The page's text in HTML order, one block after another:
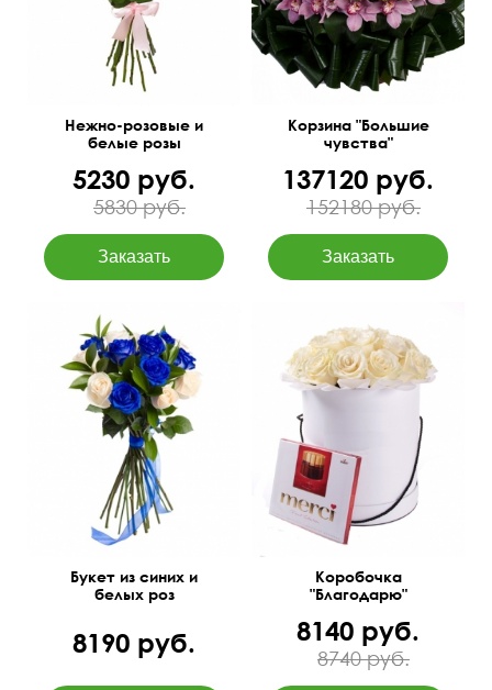
50 см
Нежно-розовые и
белые розы
5230 руб.
5830 руб.
60 см
80 см
Корзина "Большие
чувства"
137120 руб.
152180 руб.
60 см 35 см
Букет из синих и
белых роз
8190 руб.
Свежие розы в коробке и
конфеты Мерси.
Коробочка
"Благодарю"
8140 руб.
8740 руб.